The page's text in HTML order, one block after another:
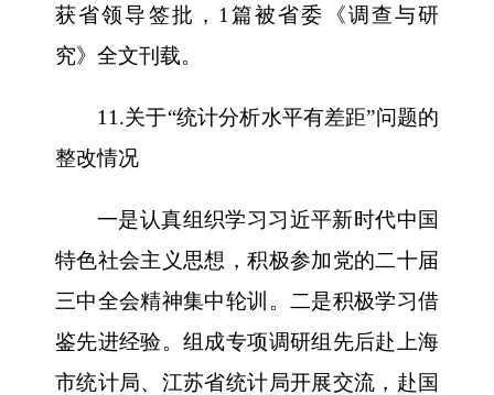
获省领导签批，1篇被省委《调查与研
究》全文刊载。
11.关于“统计分析水平有差距”问题的
整改情况
一是认真组织学习习近平新时代中国
特色社会主义思想，积极参加党的二十届
三中全会精神集中轮训。二是积极学习借
鉴先进经验。组成专项调研组先后赴上海
市统计局、江苏省统计局开展交流，赴国